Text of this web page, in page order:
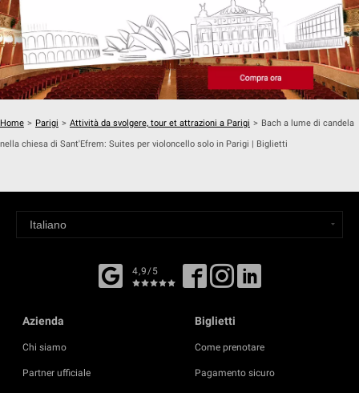
Home > Parigi > Attività da svolgere, tour et attrazioni a Parigi > Bach a lume di candela
nella chiesa di Sant'Efrem: Suites per violoncello solo in Parigi | Biglietti
4,9/5
Azienda
Chi siamo
Partner ufficiale
Biglietti
Come prenotare
Pagamento sicuro